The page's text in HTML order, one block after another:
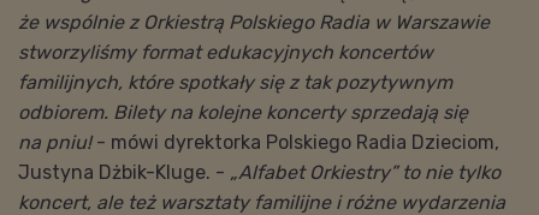
że wspólnie z Orkiestrą Polskiego Radia w Warszawie
stworzyliśmy format edukacyjnych koncertów
familijnych, które spotkały się z tak pozytywnym
odbiorem. Bilety na kolejne koncerty sprzedają się
na pniu!- mówi dyrektorka Polskiego Radia Dzieciom,
Justyna Dżbik-Kluge. - „Alfabet Orkiestry” to nie tylko
koncert, ale też warsztaty familijne i różne wydarzenia